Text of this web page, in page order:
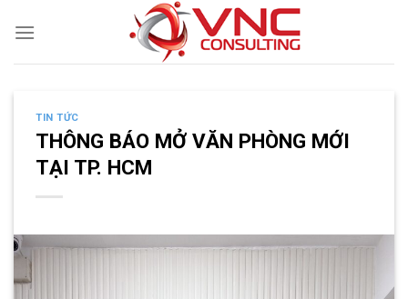
TIN TỨC
THÔNG BÁO MỞ VĂN PHÒNG MỚI
TẠI TP. HCM